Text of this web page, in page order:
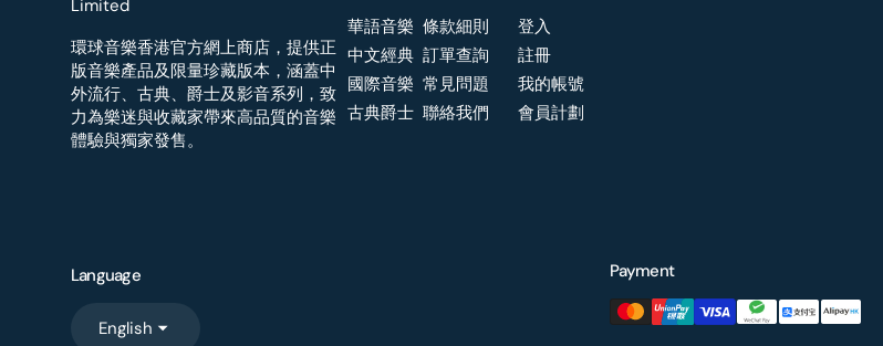
環球音樂香港官方網上商店，提供正
版音樂產品及限量珍藏版本，涵蓋中
外流行、古典、爵士及影音系列，致
力為樂迷與收藏家帶來高品質的音樂
體驗與獨家發售。
華語音樂
中文經典
國際音樂
古典爵士
條款細則
訂單查詢
常見問題
聯絡我們
登入
註冊
我的帳號
會員計劃
Language
English
Payment